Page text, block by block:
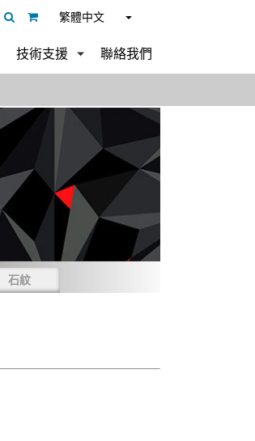
繁體中文
技術支援 聯絡我們
石紋